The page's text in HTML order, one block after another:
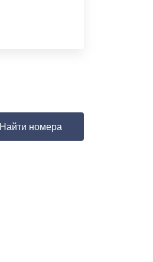
Найти номера